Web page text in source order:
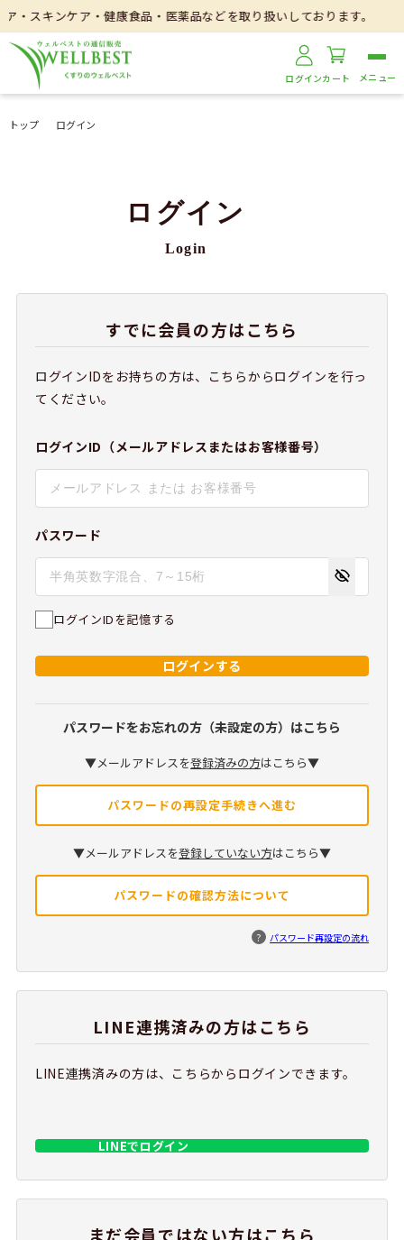
スキンケア・健康食品・医薬品などを取り扱いしております。
ログインカート
トップ ログイン
ログイン
Login
すでに会員の方はこちら
ログインIDをお持ちの方は、こちらからログインを行っ
てください。
ログインID（メールアドレスまたはお客様番号）
パスワード
ログインIDを記憶する
ログインする
パスワードをお忘れの方（未設定の方）はこちら
▼メールアドレスを登録済みの方はこちら▼
パスワードの再設定手続きへ進む
▼メールアドレスを登録していない方はこちら▼
パスワードの確認方法について
? パスワード再設定の流れ
LINE連携済みの方はこちら
LINE連携済みの方は、こちらからログインできます。
LINEでログイン
まだ会員ではない方はこちら